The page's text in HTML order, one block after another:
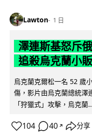
Lawton 1 日
澤連斯基怒斥
追殺烏克蘭小
烏克蘭克爾松一名 52 歲
傷，影片由烏克蘭總統澤
「狩獵式」攻擊，烏克蘭
104 40 ↗ 分享